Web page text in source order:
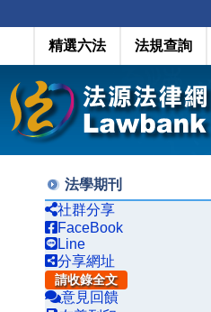
精選六法 法規查詢
法學期刊
社群分享
FaceBook
Line
分享網址
請收錄全文
意見回饋